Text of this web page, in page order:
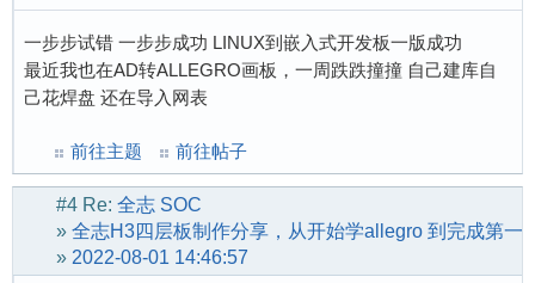
一步步试错 一步步成功 LINUX到嵌入式开发板一版成功
最近我也在AD转ALLEGRO画板，一周跌跌撞撞 自己建库自
己花焊盘 还在导入网表
前往主题 前往帖子
#4 Re: 全志 SOC
» 全志H3四层板制作分享，从开始学allegro 到完成第一
» 2022-08-01 14:46:57